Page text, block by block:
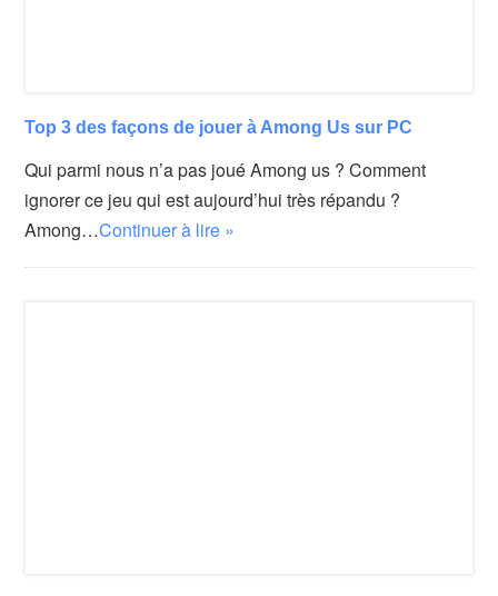
Top 3 des façons de jouer à Among Us sur PC
Qui parmi nous n’a pas joué Among us ? Comment
ignorer ce jeu qui est aujourd’hui très répandu ?
Among…Continuer à lire »